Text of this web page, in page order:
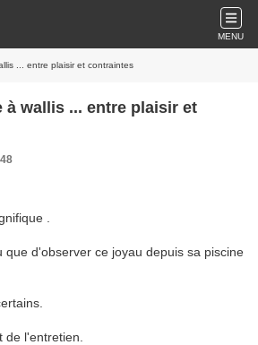
MENU
... entre plaisir et contraintes
à wallis ... entre plaisir et
.
que d'observer ce joyau depuis sa piscine
de l'entretien.